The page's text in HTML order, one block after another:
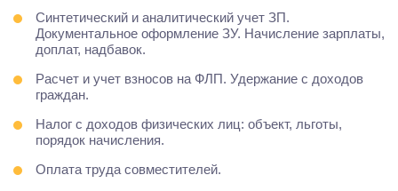
Синтетический и аналитический учет ЗП.
Документальное оформление ЗУ. Начисление зарплаты,
доплат, надбавок.
Расчет и учет взносов на ФЛП. Удержание с доходов
граждан.
Налог с доходов физических лиц: объект, льготы,
порядок начисления.
Оплата труда совместителей.